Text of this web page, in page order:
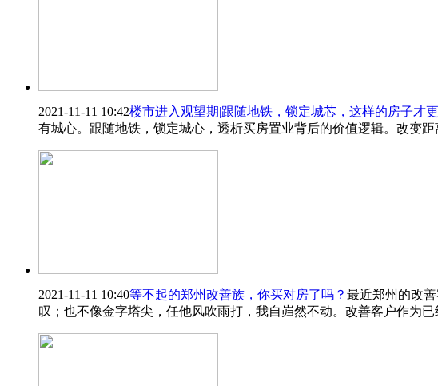
2021-11-11 10:42楼市进入观望期|跟随地铁，锁定城芯，这样的房子才更
有城心。跟随地铁，锁定城心，透析买房置业背后的价值逻辑。改变
2021-11-11 10:40等不起的郑州改善族，你买对房了吗？ 最近郑州的改
叹；也不像金字塔尖，任他风吹雨打，我自岿然不动。改善客户作为